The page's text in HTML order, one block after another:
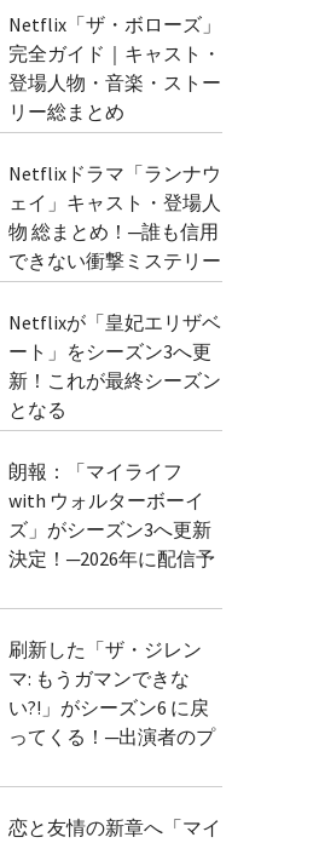
Netflix「ザ・ボローズ」
完全ガイド｜キャスト・
登場人物・音楽・ストー
リー総まとめ
Netflixドラマ「ランナウ
ェイ」キャスト・登場人
物 総まとめ！─誰も信用
できない衝撃ミステリー
Netflixが「皇妃エリザベ
ート」をシーズン3へ更
新！これが最終シーズン
となる
朗報：「マイライフ
with ウォルターボーイ
ズ」がシーズン3へ更新
決定！─2026年に配信予
刷新した「ザ・ジレン
マ: もうガマンできな
い?!」がシーズン6 に戻
ってくる！─出演者のプ
恋と友情の新章へ「マイ